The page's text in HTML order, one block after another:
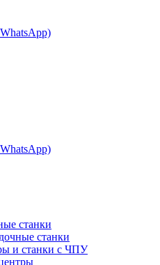
станки
станки
и станки с ЧПУ